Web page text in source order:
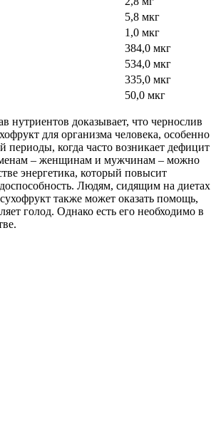
5,8 мкг
1,0 мкг
384,0 мкг
534,0 мкг
335,0 мкг
50,0 мкг
нутриентов доказывает, что чернослив
для организма человека, особенно
периоды, когда часто возникает дефицит
– женщинам и мужчинам – можно
энергетика, который повысит
Людям, сидящим на диетах
также может оказать помощь,
голод. Однако есть его необходимо в